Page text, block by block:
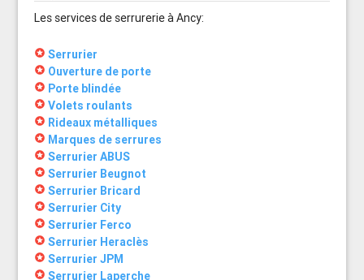
Les services de serrurerie à Ancy:
stars Serrurier
stars Ouverture de porte
stars Porte blindée
stars Volets roulants
stars Rideaux métalliques
stars Marques de serrures
stars Serrurier ABUS
stars Serrurier Beugnot
stars Serrurier Bricard
stars Serrurier City
stars Serrurier Ferco
stars Serrurier Heraclès
stars Serrurier JPM
stars Serrurier Laperche